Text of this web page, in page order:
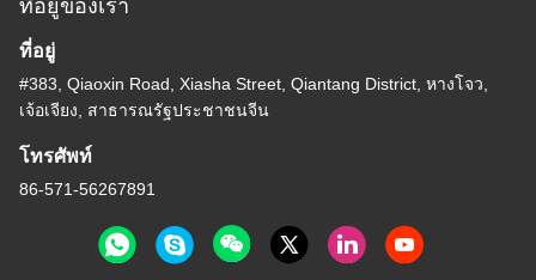
ที่อยู่ของเรา
ที่อยู่
#383, Qiaoxin Road, Xiasha Street, Qiantang District, หางโจว,
เจ้อเจียง, สาธารณรัฐประชาชนจีน
โทรศัพท์
86-571-56267891